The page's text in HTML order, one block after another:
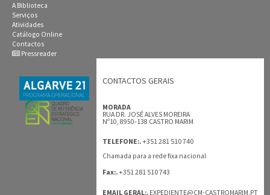
A Biblioteca
Serviços
Atividades
Catálogo Online
Contactos
Pressreader
CONTACTOS GERAIS
MORADA
RUA DR. JOSÉ ALVES MOREIRA
Nº10, 8950-138 CASTRO MARIM
TELEFONE:.+351 281 510 740
Chamada para a rede fixa nacional
Fax:.+351 281 510 743
EMAIL GERAL:. EXPEDIENTE@CM-CASTROMARIM.PT